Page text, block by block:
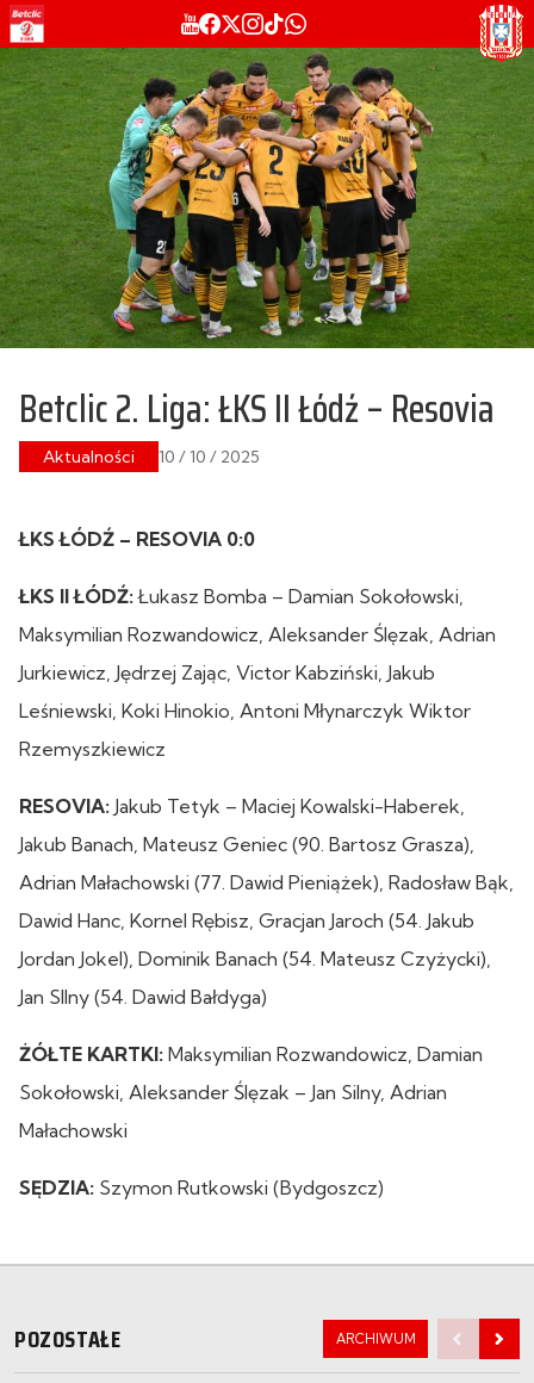
Betclic 2. Liga: ŁKS II Łódź – Resovia
Aktualności 10 / 10 / 2025
ŁKS ŁÓDŹ – RESOVIA 0:0
ŁKS II ŁÓDŹ:Łukasz Bomba – Damian Sokołowski,
Maksymilian Rozwandowicz, Aleksander Ślęzak, Adrian
Jurkiewicz, Jędrzej Zając, Victor Kabziński, Jakub
Leśniewski, Koki Hinokio, Antoni Młynarczyk Wiktor
Rzemyszkiewicz
RESOVIA: Jakub Tetyk – Maciej Kowalski-Haberek,
Jakub Banach, Mateusz Geniec (90. Bartosz Grasza),
Adrian Małachowski (77. Dawid Pieniążek), Radosław Bąk,
Dawid Hanc, Kornel Rębisz, Gracjan Jaroch (54. Jakub
Jordan Jokel), Dominik Banach (54. Mateusz Czyżycki),
Jan SIlny (54. Dawid Bałdyga)
ŻÓŁTE KARTKI: Maksymilian Rozwandowicz, Damian
Sokołowski, Aleksander Ślęzak – Jan Silny, Adrian
Małachowski
SĘDZIA: Szymon Rutkowski (Bydgoszcz)
POZOSTAŁE ARCHIWUM